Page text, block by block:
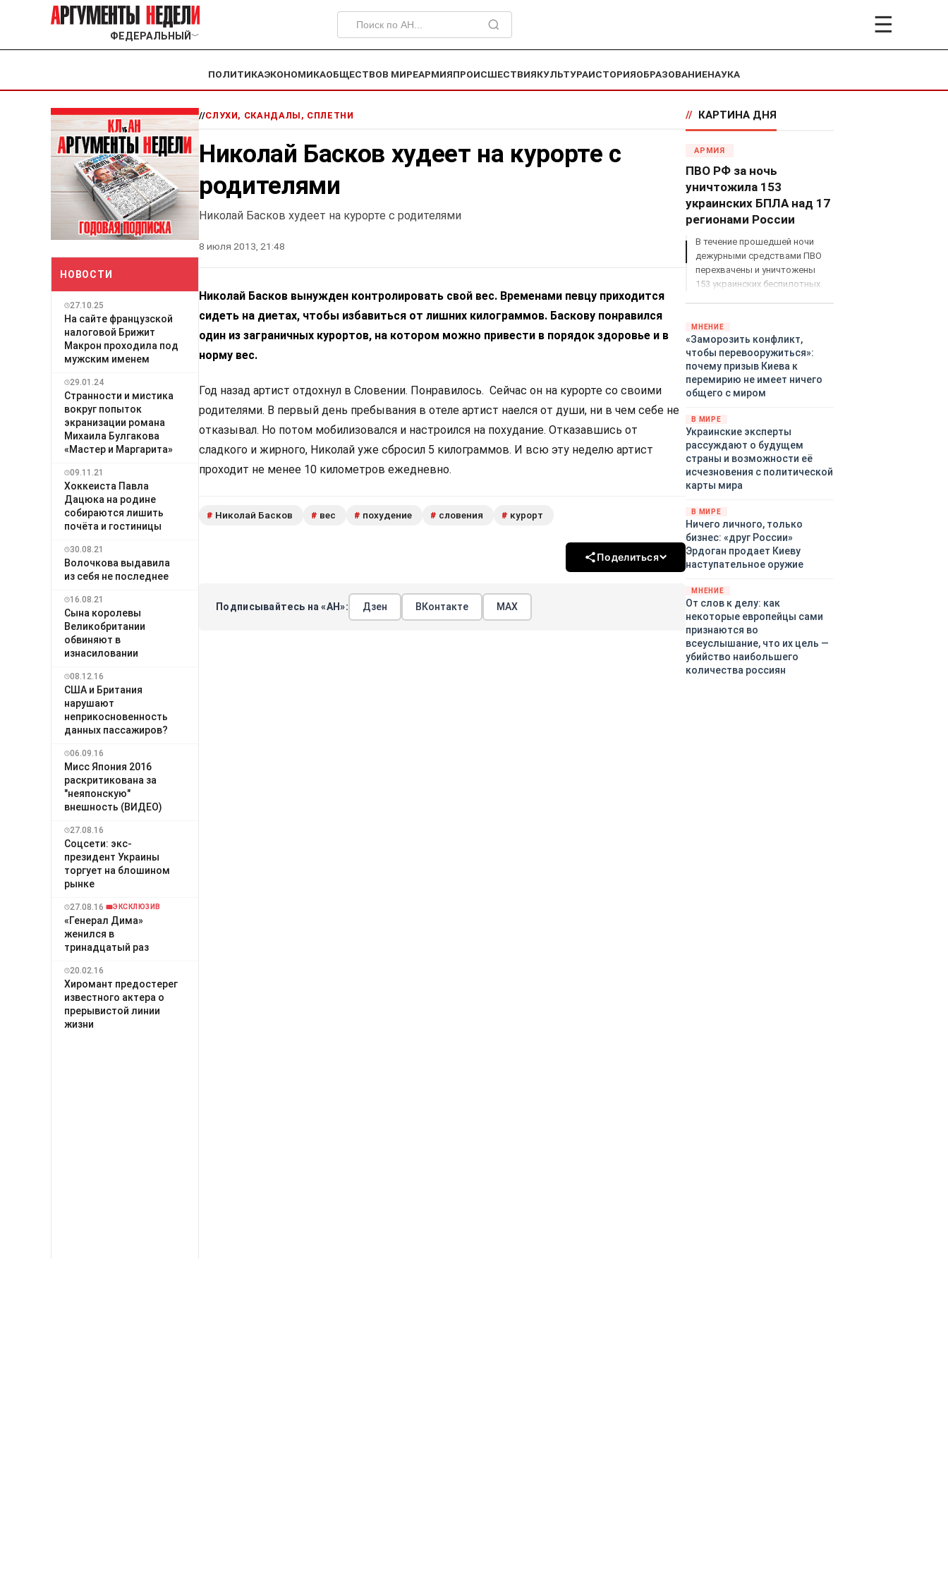
ФЕДЕРАЛЬНЫЙ ﹀ ☰
ПОЛИТИКАЭКОНОМИКАОБЩЕСТВОВ МИРЕАРМИЯПРОИСШЕСТВИЯКУЛЬТУРАИСТОРИЯОБРАЗОВАНИЕНАУКА
НОВОСТИ
27.10.25
На сайте французской
налоговой Брижит
Макрон проходила под
мужским именем
29.01.24
Странности и мистика
вокруг попыток
экранизации романа
Михаила Булгакова
«Мастер и Маргарита»
09.11.21
Хоккеиста Павла
Дацюка на родине
собираются лишить
почёта и гостиницы
30.08.21
Волочкова выдавила
из себя не последнее
16.08.21
Сына королевы
Великобритании
обвиняют в
изнасиловании
08.12.16
США и Британия
нарушают
неприкосновенность
данных пассажиров?
06.09.16
Мисс Япония 2016
раскритикована за
"неяпонскую"
внешность (ВИДЕО)
27.08.16
Соцсети: экс-
президент Украины
торгует на блошином
рынке
27.08.16 ЭКСКЛЮЗИВ
«Генерал Дима»
женился в
тринадцатый раз
20.02.16
Хиромант предостерег
известного актера о
прерывистой линии
жизни
//СЛУХИ, СКАНДАЛЫ, СПЛЕТНИ
Николай Басков худеет на курорте с
родителями
Николай Басков худеет на курорте с родителями
8 июля 2013, 21:48
Николай Басков вынужден контролировать свой вес. Временами певцу приходится
сидеть на диетах, чтобы избавиться от лишних килограммов. Баскову понравился
один из заграничных курортов, на котором можно привести в порядок здоровье и в
норму вес.
Год назад артист отдохнул в Словении. Понравилось. Сейчас он на курорте со своими
родителями. В первый день пребывания в отеле артист наелся от души, ни в чем себе не
отказывал. Но потом мобилизовался и настроился на похудание. Отказавшись от
сладкого и жирного, Николай уже сбросил 5 килограммов. И всю эту неделю артист
проходит не менее 10 километров ежедневно.
# Николай Басков # вес # похудение # словения # курорт
Поделиться
Подписывайтесь на «АН»: Дзен ВКонтакте МАХ
// КАРТИНА ДНЯ
АРМИЯ
ПВО РФ за ночь
уничтожила 153
украинских БПЛА над 17
регионами России
В течение прошедшей ночи
дежурными средствами ПВО
перехвачены и уничтожены
153 украинских беспилотных
территориями Белгородской,
Брянской, Владимирской,
Воронежской, Калужской,
Курской, Липецкой,
Орловской, Ростовской,
Рязанской, Самарской,
Тульской областей,
Московского региона,
Республики Крым, Республики
Татарстан, Краснодарского
края и над акваториями
МНЕНИЕ
«Заморозить конфликт,
чтобы перевооружиться»:
почему призыв Киева к
перемирию не имеет ничего
общего с миром
В МИРЕ
Украинские эксперты
рассуждают о будущем
страны и возможности её
исчезновения с политической
карты мира
В МИРЕ
Ничего личного, только
бизнес: «друг России»
Эрдоган продает Киеву
наступательное оружие
МНЕНИЕ
От слов к делу: как
некоторые европейцы сами
признаются во
всеуслышание, что их цель —
убийство наибольшего
количества россиян